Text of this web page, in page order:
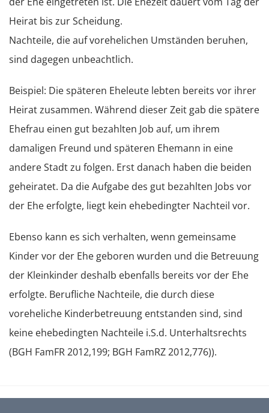
Heirat bis zur Scheidung.
Nachteile, die auf vorehelichen Umständen beruhen,
sind dagegen unbeachtlich.
Beispiel: Die späteren Eheleute lebten bereits vor ihrer
Heirat zusammen. Während dieser Zeit gab die spätere
Ehefrau einen gut bezahlten Job auf, um ihrem
damaligen Freund und späteren Ehemann in eine
andere Stadt zu folgen. Erst danach haben die beiden
geheiratet. Da die Aufgabe des gut bezahlten Jobs vor
der Ehe erfolgte, liegt kein ehebedingter Nachteil vor.
Ebenso kann es sich verhalten, wenn gemeinsame
Kinder vor der Ehe geboren wurden und die Betreuung
der Kleinkinder deshalb ebenfalls bereits vor der Ehe
erfolgte. Berufliche Nachteile, die durch diese
voreheliche Kinderbetreuung entstanden sind, sind
keine ehebedingten Nachteile i.S.d. Unterhaltsrechts
(BGH FamFR 2012,199; BGH FamRZ 2012,776)).